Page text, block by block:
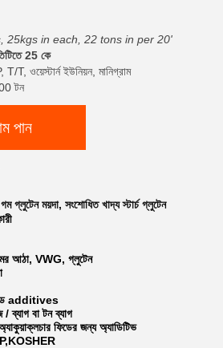
25kgs in each, 22 tons in per 20'
25 কে
ওয়েস্টার্ন ইউনিয়ন, মানিগ্রাম
টন
পান
গ্লুটেন ময়দা, সংশোধিত খাদ্য স্টার্চ গ্লুটেন
আঠা, VWG, গ্লুটেন
additives
ব্যাগ বা টন ব্যাগ
ফিডের জন্য অ্যাডিটিভ